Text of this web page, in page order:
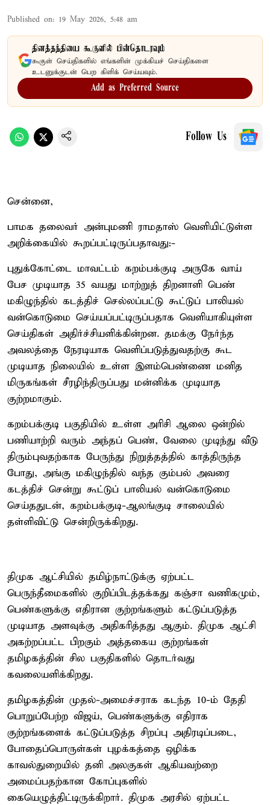
Published on: 19 May 2026, 5:48 am
தினத்தந்தியை கூகுளில் பின்தொடரவும்
கூகுள் செய்திகளில் எங்களின் முக்கியச் செய்திகளை
உடனுக்குடன் பெற கிளிக் செய்யவும்.
Add as Preferred Source
Follow Us
சென்னை,
பாமக தலைவர் அன்புமணி ராமதாஸ் வெளியிட்டுள்ள
அறிக்கையில் கூறப்பட்டிருப்பதாவது:-
புதுக்கோட்டை மாவட்டம் கறம்பக்குடி அருகே வாய்
பேச முடியாத 35 வயது மாற்றுத் திறனாளி பெண்
மகிழுந்தில் கடத்திச் செல்லப்பட்டு கூட்டுப் பாலியல்
வன்கொடுமை செய்யப்பட்டிருப்பதாக வெளியாகியுள்ள
செய்திகள் அதிர்ச்சியளிக்கின்றன. தமக்கு நேர்ந்த
அவலத்தை நேரடியாக வெளிப்படுத்துவதற்கு கூட
முடியாத நிலையில் உள்ள இளம்பெண்ணை மனித
மிருகங்கள் சீரழிந்திருப்பது மன்னிக்க முடியாத
குற்றமாகும்.
கறம்பக்குடி பகுதியில் உள்ள அரிசி ஆலை ஒன்றில்
பணியாற்றி வரும் அந்தப் பெண், வேலை முடிந்து வீடு
திரும்புவதற்காக பேருந்து நிறுத்தத்தில் காத்திருந்த
போது, அங்கு மகிழுந்தில் வந்த கும்பல் அவரை
கடத்திச் சென்று கூட்டுப் பாலியல் வன்கொடுமை
செய்ததுடன், கறம்பக்குடி-ஆலங்குடி சாலையில்
தள்ளிவிட்டு சென்றிருக்கிறது.
திமுக ஆட்சியில் தமிழ்நாட்டுக்கு ஏற்பட்ட
பெருந்தீமைகளில் குறிப்பிடத்தக்கது கஞ்சா வணிகமும்,
பெண்களுக்கு எதிரான குற்றங்களும் கட்டுப்படுத்த
முடியாத அளவுக்கு அதிகரித்தது ஆகும். திமுக ஆட்சி
அகற்றப்பட்ட பிறகும் அத்தகைய குற்றங்கள்
தமிழகத்தின் சில பகுதிகளில் தொடர்வது
கவலையளிக்கிறது.
தமிழகத்தின் முதல்-அமைச்சராக கடந்த 10-ம் தேதி
பொறுப்பேற்ற விஜய், பெண்களுக்கு எதிராக
குற்றங்களைக் கட்டுப்படுத்த சிறப்பு அதிரடிப்படை,
போதைப்பொருள்கள் புழக்கத்தை ஒழிக்க
காவல்துறையில் தனி அலகுகள் ஆகியவற்றை
அமைப்பதற்கான கோப்புகளில்
கையெழுத்திட்டிருக்கிறார். திமுக அரசில் ஏற்பட்ட